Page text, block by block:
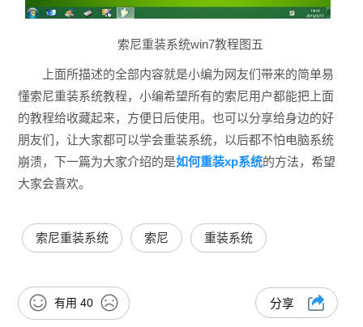
索尼重装系统win7教程图五
上面所描述的全部内容就是小编为网友们带来的简单易
懂索尼重装系统教程，小编希望所有的索尼用户都能把上面
的教程给收藏起来，方便日后使用。也可以分享给身边的好
朋友们，让大家都可以学会重装系统，以后都不怕电脑系统
崩溃，下一篇为大家介绍的是如何重装xp系统的方法，希望
大家会喜欢。
索尼重装系统 索尼 重装系统
有用 40 分享